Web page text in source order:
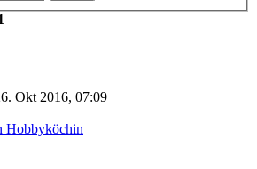
Okt 2016, 07:09
Hobbyköchin